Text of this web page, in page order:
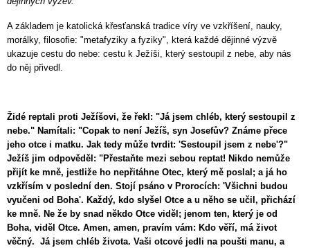
A základem je katolická křesťanská tradice víry ve vzkříšení, nauky,
morálky, filosofie: "metafyziky a fyziky", která každé dějinné výzvě
ukazuje cestu do nebe: cestu k Ježíši, který sestoupil z nebe, aby nás
do něj přivedl.
Židé reptali proti Ježíšovi, že řekl: "Já jsem chléb, který sestoupil z
nebe." Namítali: "Copak to není Ježíš, syn Josefův? Známe přece
jeho otce i matku. Jak tedy může tvrdit: 'Sestoupil jsem z nebe'?"
Ježíš jim odpověděl: "Přestaňte mezi sebou reptat! Nikdo nemůže
přijít ke mně, jestliže ho nepřitáhne Otec, který mě poslal; a já ho
vzkřísím v poslední den. Stojí psáno v Prorocích: 'Všichni budou
vyučeni od Boha'. Každý, kdo slyšel Otce a u něho se učil, přichází
ke mně. Ne že by snad někdo Otce viděl; jenom ten, který je od
Boha, viděl Otce. Amen, amen, pravím vám: Kdo věří, má život
věčný. Já jsem chléb života. Vaši otcové jedli na poušti manu, a